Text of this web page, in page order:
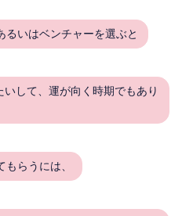
るいはベンチャーを選ぶと
して、運が向く時期でもあり
らうには、